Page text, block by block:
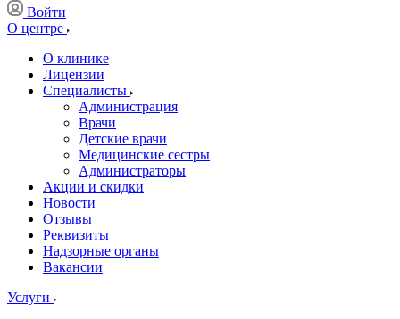
Войти
О центре
О клинике
Лицензии
Специалисты
Администрация
Врачи
Детские врачи
Медицинские сестры
Администраторы
Акции и скидки
Новости
Отзывы
Реквизиты
Надзорные органы
Вакансии
Услуги